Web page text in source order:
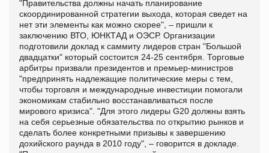
"Правительства должны начать планирование
скоординированной стратегии выхода, которая сведет на
нет эти элементы как можно скорее", – пришли к
заключению ВТО, ЮНКТАД и ОЭСР. Организации
подготовили доклад к саммиту лидеров стран "Большой
двадцатки" который состоится 24-25 сентября. Торговые
арбитры призвали президентов и премьер-министров
"предпринять надлежащие политические меры с тем,
чтобы торговля и международные инвестиции помогали
экономикам стабильно восстанавливаться после
мирового кризиса". "Для этого лидеры G20 должны взять
на себя серьезные обязательства по открытию рынков и
сделать более конкретными призывы к завершению
дохийского раунда в 2010 году", – говорится в докладе.